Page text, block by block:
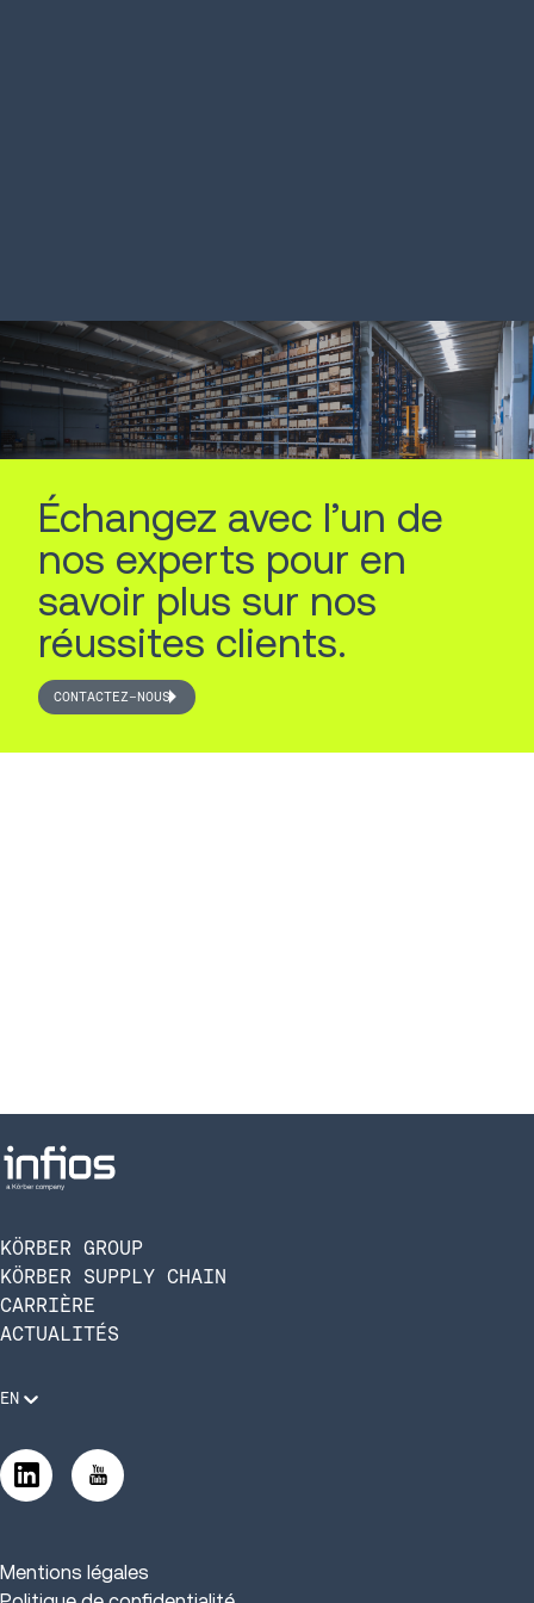
Échangez avec l’un de
nos experts pour en
savoir plus sur nos
réussites clients.
CONTACTEZ-NOUS
KÖRBER GROUP
KÖRBER SUPPLY CHAIN
CARRIÈRE
ACTUALITÉS
EN
Mentions légales